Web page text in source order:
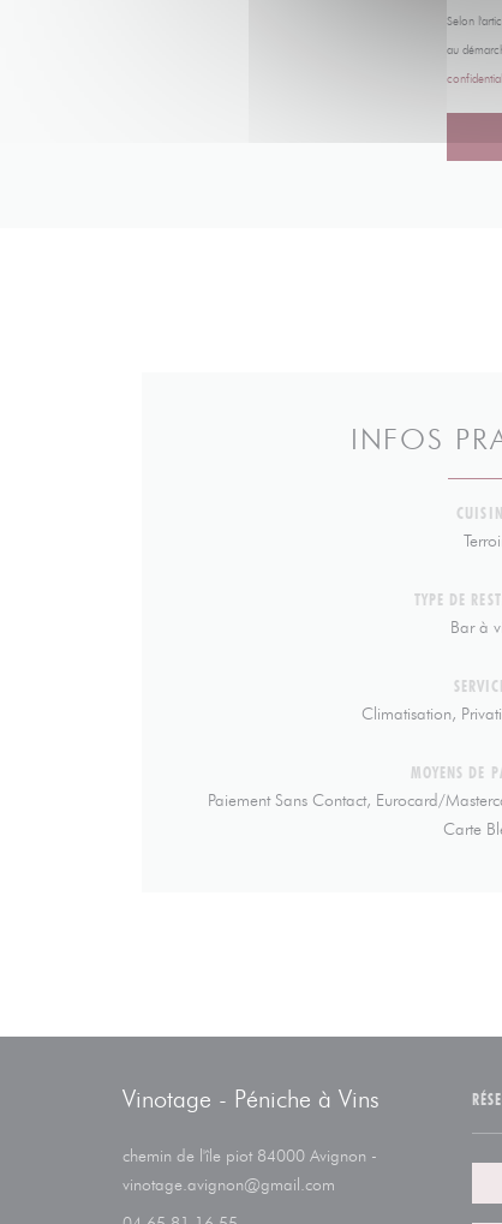
Selon
au
INFOS
TYPE DE
Bar à
Climatisation,
MOYENS DE
Paiement Sans Contact, Eurocard/
Carte
Vinotage - Péniche à Vins
chemin de l'île piot 84000 Avignon -
vinotage.avignon@gmail.com ((ouvre une nouvelle